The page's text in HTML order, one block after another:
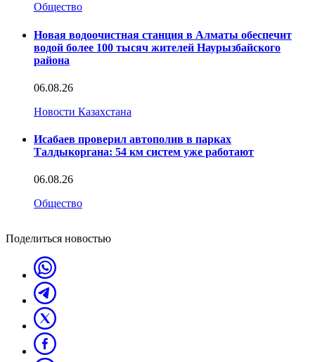
Общество
Новая водоочистная станция в Алматы обеспечит
водой более 100 тысяч жителей Наурызбайского
района
06.08.26
Новости Казахстана
Исабаев проверил автополив в парках
Талдыкоргана: 54 км систем уже работают
06.08.26
Общество
Поделиться новостью